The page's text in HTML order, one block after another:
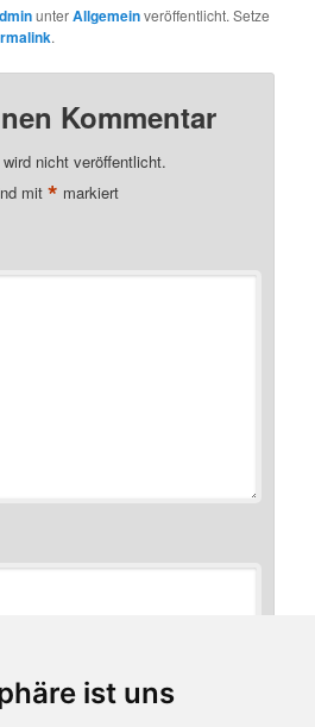
ist uns
unterAllgemeinveröffentlicht. Setze
.
Kommentar
nicht veröffentlicht.
mit* markiert